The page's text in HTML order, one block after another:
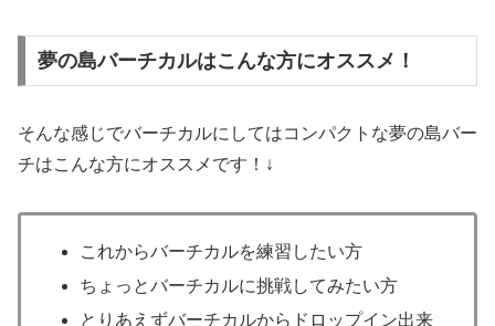
夢の島バーチカルはこんな方にオススメ！
そんな感じでバーチカルにしてはコンパクトな夢の島バー
チはこんな方にオススメです！↓
これからバーチカルを練習したい方
ちょっとバーチカルに挑戦してみたい方
とりあえずバーチカルからドロップイン出来